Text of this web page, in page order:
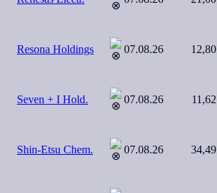
Resona Holdings 07.08.26 12,80
Seven + I Hold. 07.08.26 11,62
Shin-Etsu Chem. 07.08.26 34,49